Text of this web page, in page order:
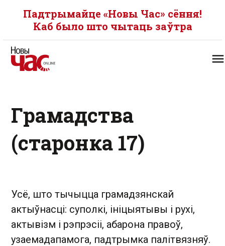
Падтрымайце «Новы Час» сёння!
Каб было што чытаць заўтра
Грамадства
(старонка 17)
Усё, што тычыцца грамадзянскай
актыўнасці: суполкі, ініцыятывы і рухі,
актывізм і рэпрэсіі, абарона правоў,
узаемадапамога, падтрымка палітвязняў.